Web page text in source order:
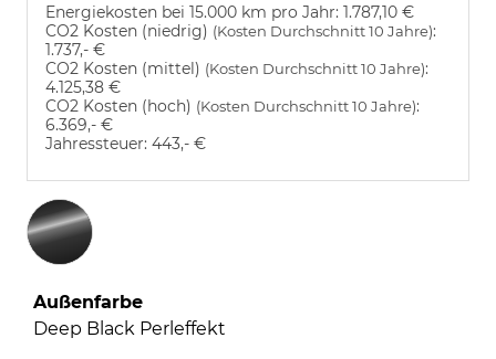
Energiekosten bei 15.000 km pro Jahr: 1.787,10 €
CO2 Kosten (niedrig) (Kosten Durchschnitt 10 Jahre):
1.737,- €
CO2 Kosten (mittel) (Kosten Durchschnitt 10 Jahre):
4.125,38 €
CO2 Kosten (hoch) (Kosten Durchschnitt 10 Jahre):
6.369,- €
Jahressteuer: 443,- €
Außenfarbe
Deep Black Perleffekt